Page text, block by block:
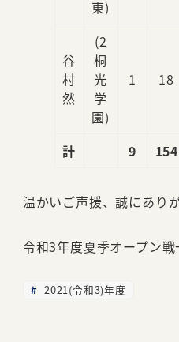
東)
谷
村
然
(2
桐
光
学
園)
1 18
計 9 154
温かいご声援、誠にあり
令和3年度夏季オープン戦
2021(令和3)年度